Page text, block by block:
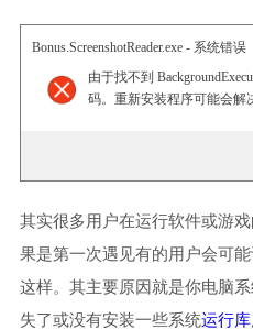
Bonus.ScreenshotReader.exe - 系统错误
由于找不到
码。重新安装程序可能会解
其实很多用户在运行软件或游
果是第一次遇见有的用户会可
这样。其主要原因就是你电脑
失了或没有安装一些系统运行库